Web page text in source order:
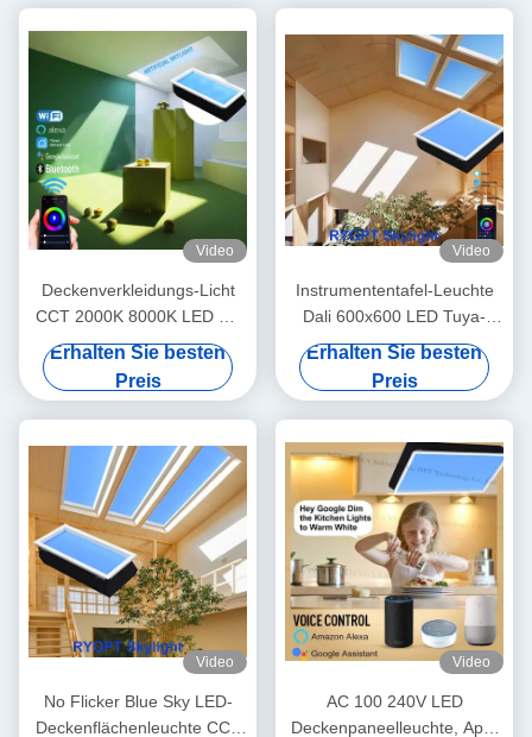
Video
Deckenverkleidungs-Licht
CCT 2000K 8000K LED mit
Tuya-Steuer-
Anweisung 95
Erhalten Sie besten
Preis
Video
Instrumententafel-Leuchte
Dali 600x600 LED Tuya-
Steuerung Sonnenlicht
Anweisung 95 künstliche
Erhalten Sie besten
Preis
Video
No Flicker Blue Sky LED-
Deckenflächenleuchte CCT
Video
AC 100 240V LED
Deckenpaneelleuchte, App-